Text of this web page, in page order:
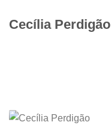
Cecília Perdigão